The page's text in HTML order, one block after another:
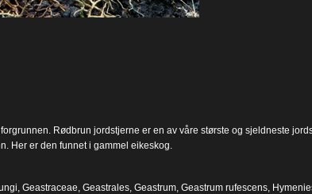
Rødbrun jordstjerne er en av våre største og sjeldneste
Her er den funnet i gammel eikeskog.
Geastraceae Geastrales, Geastrum, Geastrum rufescens,